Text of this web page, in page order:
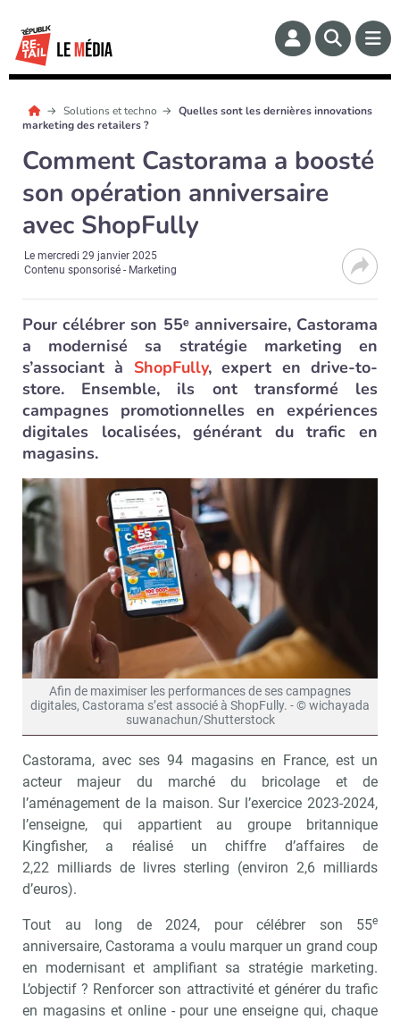
Solutions et techno
Quelles sont les dernières innovations
marketing des retailers ?
Comment Castorama a boosté
son opération anniversaire
avec ShopFully
Lemercredi 29 janvier 2025
Contenu sponsorisé - Marketing
Pour célébrer son 55ᵉ anniversaire, Castorama
a modernisé sa stratégie marketing en
s’associant à ShopFully, expert en drive-to-
store. Ensemble, ils ont transformé les
campagnes promotionnelles en expériences
digitales localisées, générant du trafic en
magasins.
Afin de maximiser les performances de ses campagnes
digitales, Castorama s’est associé à ShopFully. - © wichayada
suwanachun/Shutterstock
Castorama, avec ses 94 magasins en France, est un
acteur majeur du marché du bricolage et de
l’aménagement de la maison. Sur l’exercice 2023-2024,
l’enseigne, qui appartient au groupe britannique
Kingfisher, a réalisé un chiffre d’affaires de
2,22 milliards de livres sterling (environ 2,6 milliards
d’euros).
Tout au long de 2024, pour célébrer son 55e
anniversaire, Castorama a voulu marquer un grand coup
en modernisant et amplifiant sa stratégie marketing.
L’objectif ? Renforcer son attractivité et générer du trafic
en magasins et online - pour une enseigne qui, chaque